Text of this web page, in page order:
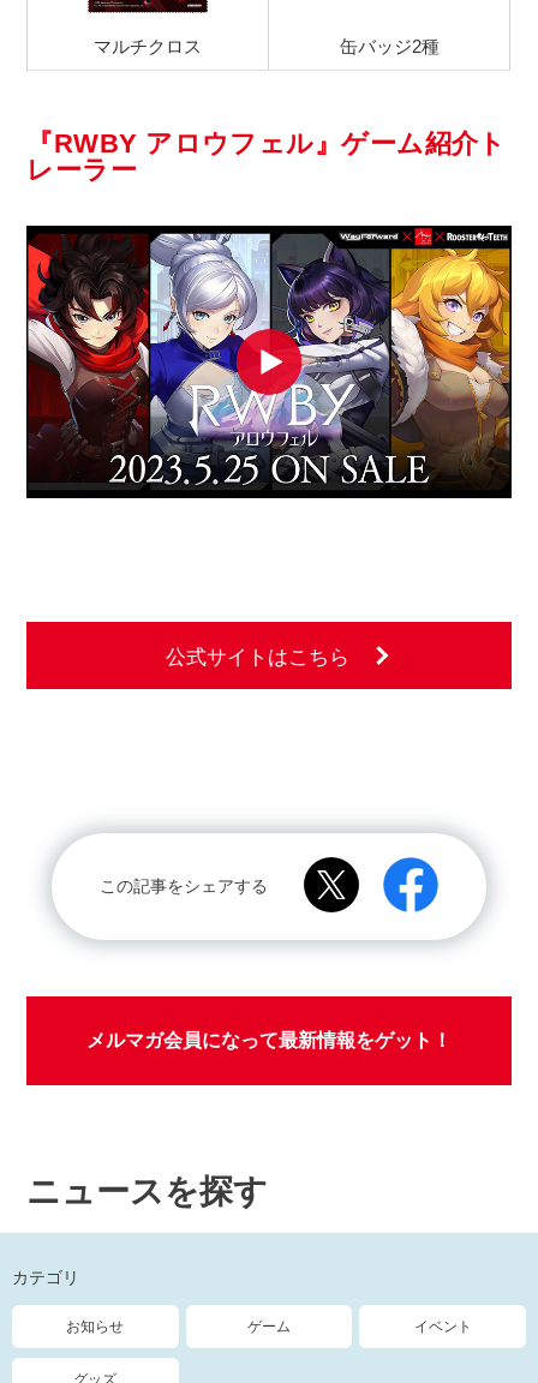
マルチクロス 缶バッジ2種
『RWBY アロウフェル』ゲーム紹介ト
レーラー
公式サイトはこちら
この記事をシェアする
メルマガ会員になって最新情報をゲット！
ニュースを探す
カテゴリ
お知らせ ゲーム イベント